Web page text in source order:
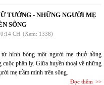
TƯỚNG - NHỮNG NGƯỜI MẸ
SÔNG
CH (Xem: 1338)
hình bóng một người mẹ thuở hồng
phân ly. Giữa huyền thoại về những
mẹ trầm mình trên sông.
Đọc thêm